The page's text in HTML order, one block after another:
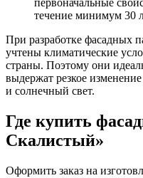
первоначальные
течение минимум 30
При разработке фасадных
учтены климатические
страны. Поэтому они
выдержат резкое
и солнечный свет.
Где купить
Скалистый»
Оформить заказ на